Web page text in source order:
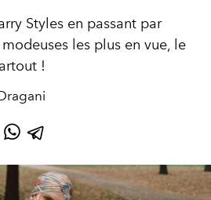
Styles en passant par
les plus en vue, le
!